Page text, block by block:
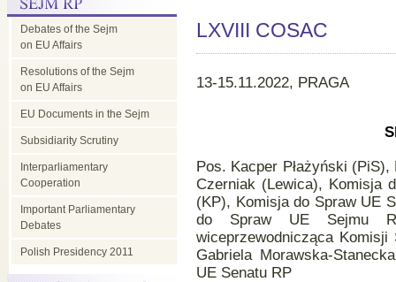
Debates of the Sejm
on EU Affairs
Resolutions of the Sejm
on EU Affairs
EU Documents in the Sejm
Subsidiarity Scrutiny
Interparliamentary
Cooperation
Important Parliamentary
Debates
Polish Presidency 2011
LXVIII COSAC
13-15.11.2022, PRAGA
Pos. Kacper Płażyński
Czerniak (Lewica), Komisja
(KP), Komisja do Spraw UE
do Spraw UE Sejmu
wiceprzewodnicząca
Gabriela Morawska-
UE Senatu RP